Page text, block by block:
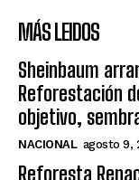
MÁS LEIDOS
Sheinbaum
Reforestación
objetivo,
NACIONAL agosto 9,
Reforesta